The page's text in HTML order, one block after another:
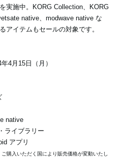
実施中。KORG Collection、KORG
native、modwave native な
アイテムもセールの対象です。
4月15日（月）
native
ライブラリー
アプリ
購入いただく国により販売価格が変動いたし